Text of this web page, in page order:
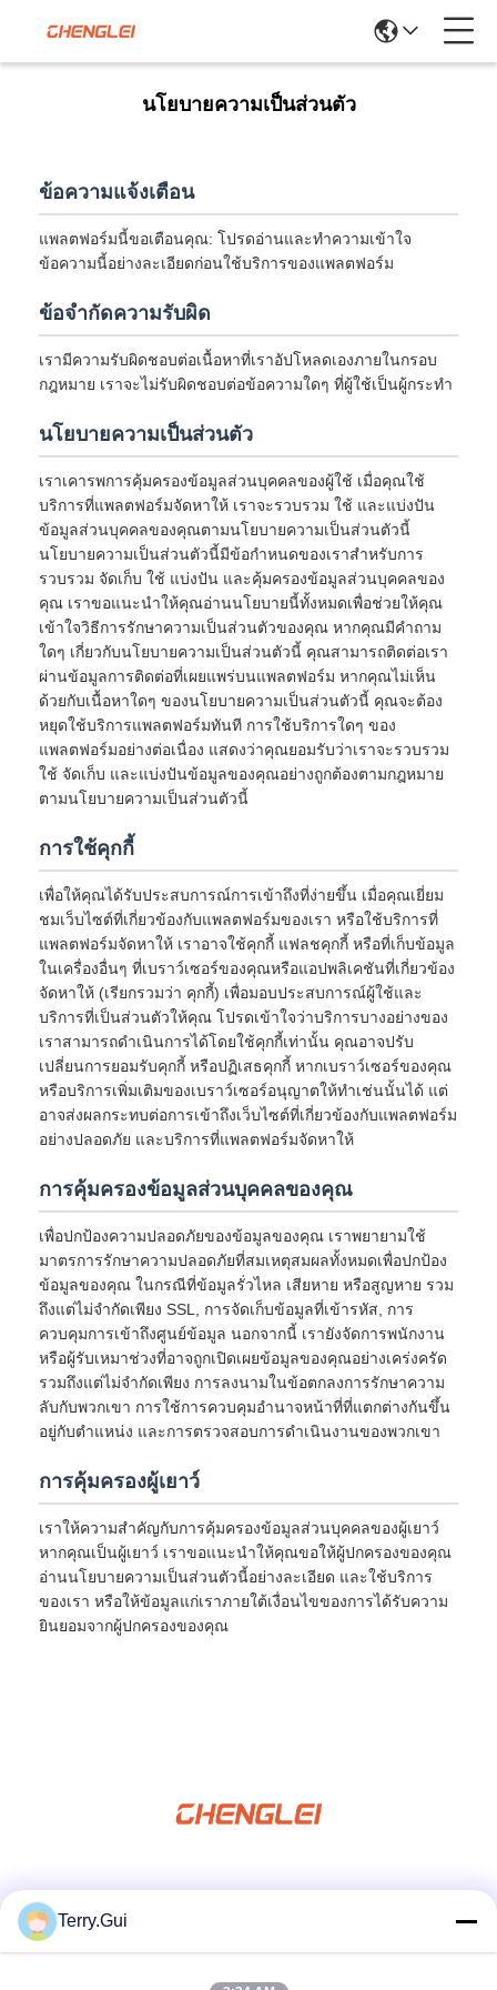
นโยบายความเป็นส่วนตัว
ข้อความแจ้งเตือน
แพลตฟอร์มนี้ขอเตือนคุณ: โปรดอ่านและทำความเข้าใจ
ข้อความนี้อย่างละเอียดก่อนใช้บริการของแพลตฟอร์ม
ข้อจำกัดความรับผิด
เรามีความรับผิดชอบต่อเนื้อหาที่เราอัปโหลดเองภายในกรอบ
กฎหมาย เราจะไม่รับผิดชอบต่อข้อความใดๆ ที่ผู้ใช้เป็นผู้กระทำ
นโยบายความเป็นส่วนตัว
เราเคารพการคุ้มครองข้อมูลส่วนบุคคลของผู้ใช้ เมื่อคุณใช้
บริการที่แพลตฟอร์มจัดหาให้ เราจะรวบรวม ใช้ และแบ่งปัน
ข้อมูลส่วนบุคคลของคุณตามนโยบายความเป็นส่วนตัวนี้
นโยบายความเป็นส่วนตัวนี้มีข้อกำหนดของเราสำหรับการ
รวบรวม จัดเก็บ ใช้ แบ่งปัน และคุ้มครองข้อมูลส่วนบุคคลของ
คุณ เราขอแนะนำให้คุณอ่านนโยบายนี้ทั้งหมดเพื่อช่วยให้คุณ
เข้าใจวิธีการรักษาความเป็นส่วนตัวของคุณ หากคุณมีคำถาม
ใดๆ เกี่ยวกับนโยบายความเป็นส่วนตัวนี้ คุณสามารถติดต่อเรา
ผ่านข้อมูลการติดต่อที่เผยแพร่บนแพลตฟอร์ม หากคุณไม่เห็น
ด้วยกับเนื้อหาใดๆ ของนโยบายความเป็นส่วนตัวนี้ คุณจะต้อง
หยุดใช้บริการแพลตฟอร์มทันที การใช้บริการใดๆ ของ
แพลตฟอร์มอย่างต่อเนื่อง แสดงว่าคุณยอมรับว่าเราจะรวบรวม
ใช้ จัดเก็บ และแบ่งปันข้อมูลของคุณอย่างถูกต้องตามกฎหมาย
ตามนโยบายความเป็นส่วนตัวนี้
การใช้คุกกี้
เพื่อให้คุณได้รับประสบการณ์การเข้าถึงที่ง่ายขึ้น เมื่อคุณเยี่ยม
ชมเว็บไซต์ที่เกี่ยวข้องกับแพลตฟอร์มของเรา หรือใช้บริการที่
แพลตฟอร์มจัดหาให้ เราอาจใช้คุกกี้ แฟลชคุกกี้ หรือที่เก็บข้อมูล
ในเครื่องอื่นๆ ที่เบราว์เซอร์ของคุณหรือแอปพลิเคชันที่เกี่ยวข้อง
จัดหาให้ (เรียกรวมว่า คุกกี้) เพื่อมอบประสบการณ์ผู้ใช้และ
บริการที่เป็นส่วนตัวให้คุณ โปรดเข้าใจว่าบริการบางอย่างของ
เราสามารถดำเนินการได้โดยใช้คุกกี้เท่านั้น คุณอาจปรับ
เปลี่ยนการยอมรับคุกกี้ หรือปฏิเสธคุกกี้ หากเบราว์เซอร์ของคุณ
หรือบริการเพิ่มเติมของเบราว์เซอร์อนุญาตให้ทำเช่นนั้นได้ แต่
อาจส่งผลกระทบต่อการเข้าถึงเว็บไซต์ที่เกี่ยวข้องกับแพลตฟอร์ม
อย่างปลอดภัย และบริการที่แพลตฟอร์มจัดหาให้
การคุ้มครองข้อมูลส่วนบุคคลของคุณ
เพื่อปกป้องความปลอดภัยของข้อมูลของคุณ เราพยายามใช้
มาตรการรักษาความปลอดภัยที่สมเหตุสมผลทั้งหมดเพื่อปกป้อง
ข้อมูลของคุณ ในกรณีที่ข้อมูลรั่วไหล เสียหาย หรือสูญหาย รวม
ถึงแต่ไม่จำกัดเพียง SSL, การจัดเก็บข้อมูลที่เข้ารหัส, การ
ควบคุมการเข้าถึงศูนย์ข้อมูล นอกจากนี้ เรายังจัดการพนักงาน
หรือผู้รับเหมาช่วงที่อาจถูกเปิดเผยข้อมูลของคุณอย่างเคร่งครัด
รวมถึงแต่ไม่จำกัดเพียง การลงนามในข้อตกลงการรักษาความ
ลับกับพวกเขา การใช้การควบคุมอำนาจหน้าที่ที่แตกต่างกันขึ้น
อยู่กับตำแหน่ง และการตรวจสอบการดำเนินงานของพวกเขา
การคุ้มครองผู้เยาว์
เราให้ความสำคัญกับการคุ้มครองข้อมูลส่วนบุคคลของผู้เยาว์
หากคุณเป็นผู้เยาว์ เราขอแนะนำให้คุณขอให้ผู้ปกครองของคุณ
อ่านนโยบายความเป็นส่วนตัวนี้อย่างละเอียด และใช้บริการ
ของเรา หรือให้ข้อมูลแก่เราภายใต้เงื่อนไขของการได้รับความ
ยินยอมจากผู้ปกครองของคุณ
Terry.Gui